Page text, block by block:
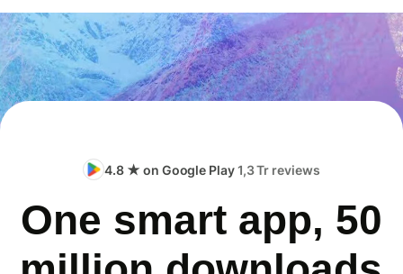
4.8 ★ on Google Play1,3 Tr reviews
One smart app, 50